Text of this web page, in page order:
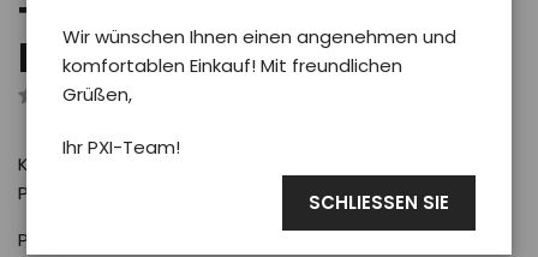
Wir wünschen Ihnen einen angenehmen und
komfortablen Einkauf! Mit freundlichen
Grüßen,
Ihr PXI-Team!
SCHLIESSEN SIE
T-Shirt PXI BALOON -
kid/weiß 4y
Kinder-T-Shirt aus Baumwolle in weiß mit Motiv BALOON
Phoenix
Pro koho